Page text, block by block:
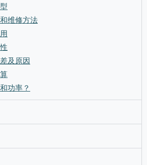
维修方法
及原因
功率？